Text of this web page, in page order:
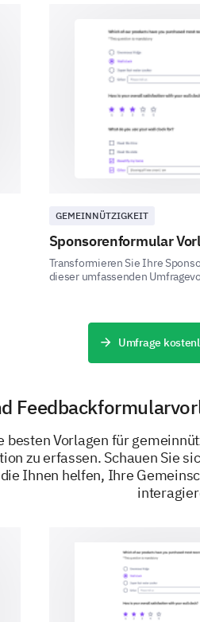
Science-Fiction
Fantasy
Biografie
Selbsthilfe
Sonstiges:
Welche
E-Books
Hörbücher
GEMEINNÜTZIGKEIT
Sponsorenformular
Transformieren Sie Ihre
dieser umfassenden
Umfrage
besten Vorlagen für
zu erfassen. Schauen Sie
Ihnen helfen, Ihre